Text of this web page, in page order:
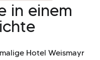
in einem
Hotel Weismayr